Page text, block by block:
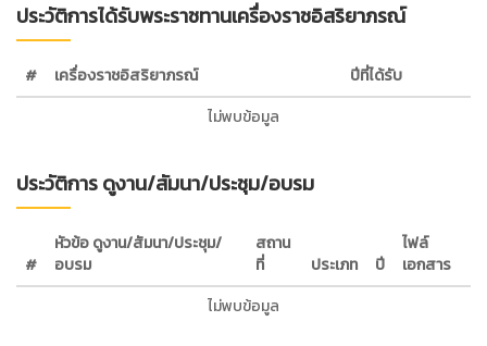
ประวัติการได้รับพระราชทานเครื่องราชอิสริยาภรณ์
# เครื่องราชอิสริยาภรณ์
ปีที่ได้รับ
ไม่พบข้อมูล
ประวัติการ ดูงาน/สัมนา/ประชุม/อบรม
#
หัวข้อ ดูงาน/สัมนา/ประชุม/
อบรม
สถาน
ที่
ประเภท ปี
ไฟล์
เอกสาร
ไม่พบข้อมูล